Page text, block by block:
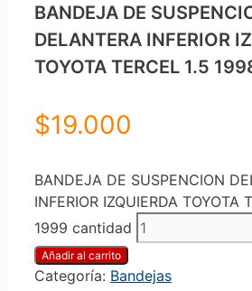
BANDEJA DE
DELANTERA INFERIOR
TOYOTA TERCEL 1.5
$19.000
BANDEJA DE SUSPENCION
INFERIOR IZQUIERDA TOYOTA
1999 cantidad
Añadir al carrito
Categoría: Bandejas